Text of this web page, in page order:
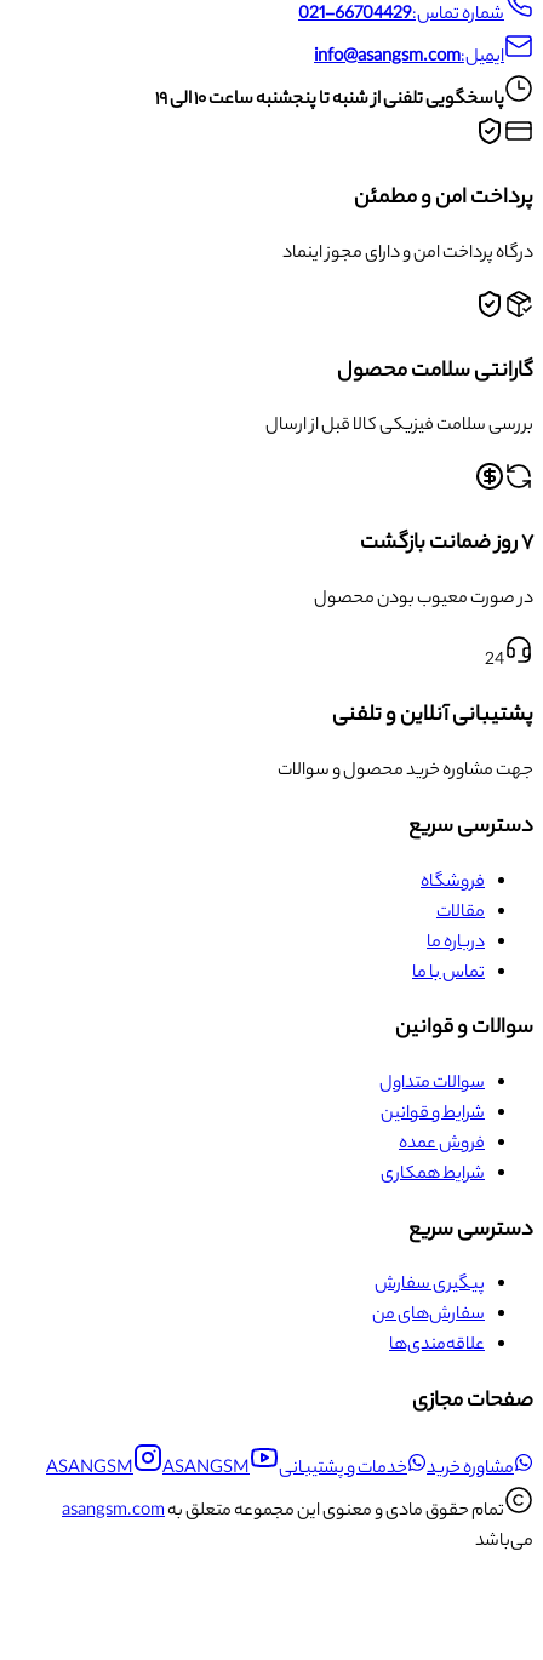
شماره تماس:021-66704429
ایمیل:info@asangsm.com
پاسخگویی تلفنی از شنبه تا پنجشنبه ساعت ۱۰ الی ۱۹
پرداخت امن و مطمئن
درگاه پرداخت امن و دارای مجوز اینماد
گارانتی سلامت محصول
بررسی سلامت فیزیکی کالا قبل از ارسال
۷ روز ضمانت بازگشت
در صورت معیوب بودن محصول
24
پشتیبانی آنلاین و تلفنی
جهت مشاوره خرید محصول و سوالات
دسترسی سریع
فروشگاه
مقالات
درباره ما
تماس با ما
سوالات و قوانین
سوالات متداول
شرایط و قوانین
فروش عمده
شرایط همکاری
دسترسی سریع
پیگیری سفارش
سفارش‌های من
علاقه‌مندی‌ها
صفحات مجازی
مشاوره خرید خدمات و پشتیبانی ASANGSM
ASANGSM
تمام حقوق مادی و معنوی این مجموعه متعلق بهasangsm.com
می‌باشد